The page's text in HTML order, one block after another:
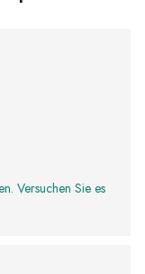
Versuchen Sie es